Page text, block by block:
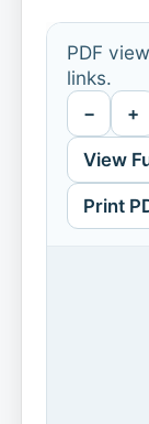
PDF
links.
− +
View
Print